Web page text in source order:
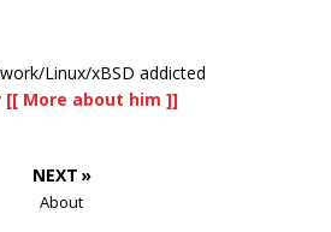
Linux/xBSD addicted
[[ More about him ]]
NEXT »
About